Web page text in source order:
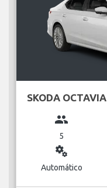
SKODA OCTAVIA
group
5
miscellaneous_services
Automático